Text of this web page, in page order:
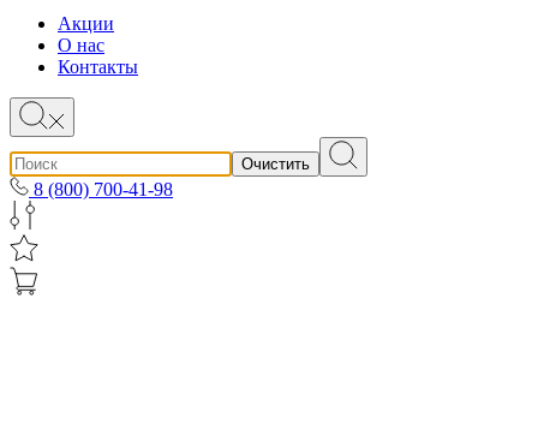
Акции
О нас
Контакты
Очистить
8 (800) 700-41-98